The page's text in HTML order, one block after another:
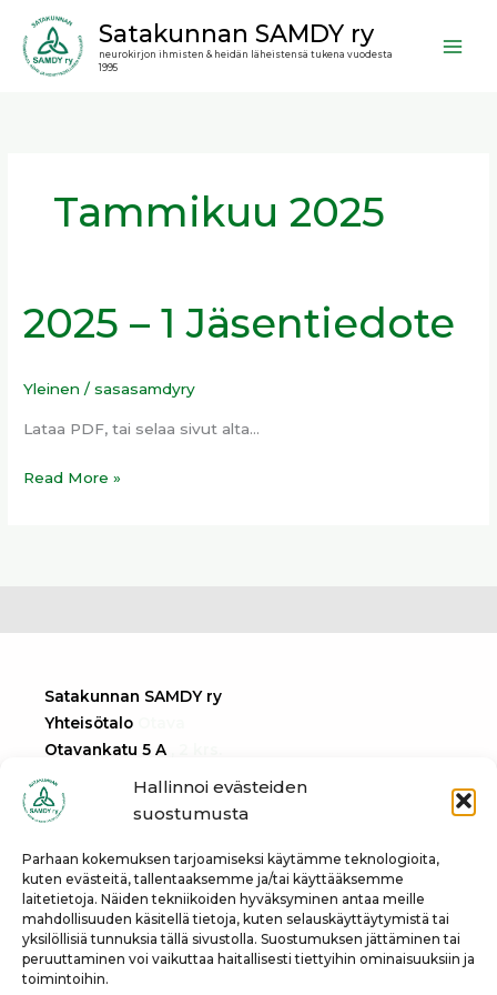
Hallinnoi evästeiden
suostumusta
Parhaan kokemuksen tarjoamiseksi käytämme teknologioita,
kuten evästeitä, tallentaaksemme ja/tai käyttääksemme
laitetietoja. Näiden tekniikoiden hyväksyminen antaa meille
mahdollisuuden käsitellä tietoja, kuten selauskäyttäytymistä tai
yksilöllisiä tunnuksia tällä sivustolla. Suostumuksen jättäminen tai
peruuttaminen voi vaikuttaa haitallisesti tiettyihin ominaisuuksiin ja
toimintoihin.
sisältöön
Satakunnan SAMDY ry
neurokirjon ihmisten & heidän läheistensä tukena vuodesta
1995
Tammikuu 2025
2025 – 1 Jäsentiedote
Yleinen /sasasamdyry
Lataa PDF, tai selaa sivut alta…
2025
–
Jäsentiedote
Read More »
Satakunnan SAMDY ry
Yhteisötalo
Otavankatu 5 A
28100 Pori
Tietosuojaseloste
info@samdy.info